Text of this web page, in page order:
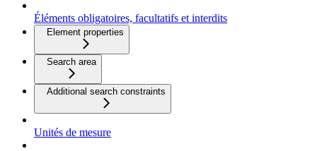
Éléments obligatoires, facultatifs et interdits
Element properties
Search area
Additional search constraints
Unités de mesure